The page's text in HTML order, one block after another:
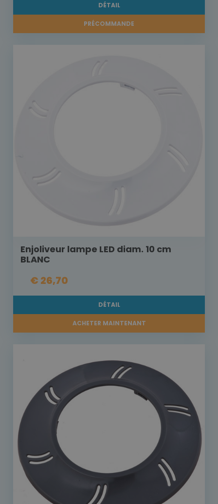
DÉTAIL
PRÉCOMMANDE
Enjoliveur lampe LED diam. 10 cm
BLANC
€ 26,70
DÉTAIL
ACHETER MAINTENANT